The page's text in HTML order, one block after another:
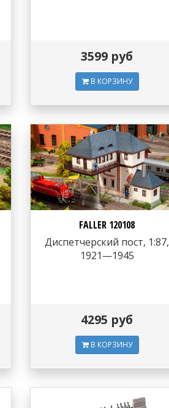
3599 руб
В КОРЗИНУ
FALLER 120108
Диспетчерский пост, 1:87,
1921—1945
4295 руб
В КОРЗИНУ